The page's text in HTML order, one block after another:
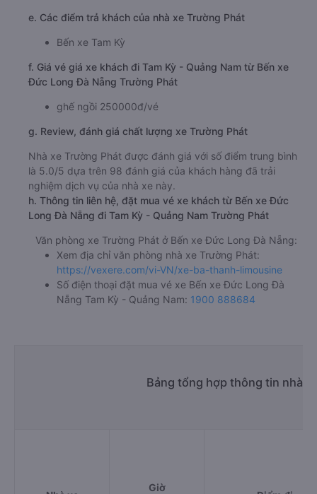
e. Các điểm trả khách của nhà xe Trường Phát
Bến xe Tam Kỳ
f. Giá vé giá xe khách đi Tam Kỳ - Quảng Nam từ Bến xe
Đức Long Đà Nẵng Trường Phát
ghế ngồi 250000đ/vé
g. Review, đánh giá chất lượng xe Trường Phát
Nhà xe Trường Phát được đánh giá với số điểm trung bình
là 5.0/5 dựa trên 98 đánh giá của khách hàng đã trải
nghiệm dịch vụ của nhà xe này.
h. Thông tin liên hệ, đặt mua vé xe khách từ Bến xe Đức
Long Đà Nẵng đi Tam Kỳ - Quảng Nam Trường Phát
Văn phòng xe Trường Phát ở Bến xe Đức Long Đà Nẵng:
Xem địa chỉ văn phòng nhà xe Trường Phát:
https://vexere.com/vi-VN/xe-ba-thanh-limousine
Số điện thoại đặt mua vé xe Bến xe Đức Long Đà
Nẵng Tam Kỳ - Quảng Nam: 1900 888684
Bảng tổng hợp thông tin nhà
Giờ